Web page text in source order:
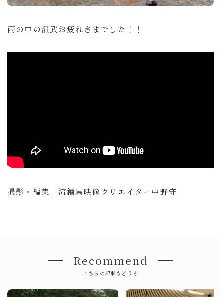
雨の中の演武お疲れさまでした！！
撮影・編集 流鏑馬映像クリエイター中野守
Recommend
こちらの記事もどうぞ